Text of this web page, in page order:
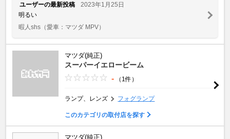
ユーザーの最新投稿
2023年1月25日
明るい
暇人shs （愛車：マツダ MPV）
マツダ(純正)
スーパーイエロービーム
- （1件）
ランプ、レンズ フォグランプ
このカテゴリの取付店を探す
マツダ(純正)